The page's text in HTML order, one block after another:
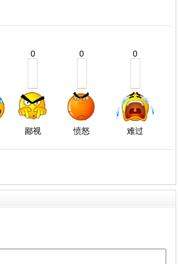
0
鄙视
0
愤怒
0
难过